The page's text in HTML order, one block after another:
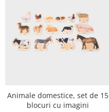
Animale domestice, set de 15
blocuri cu imagini